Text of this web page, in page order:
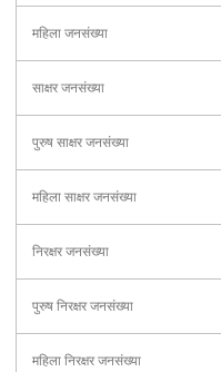
महिला जनसंख्या
साक्षर जनसंख्या
पुरुष साक्षर जनसंख्या
महिला साक्षर जनसंख्या
निरक्षर जनसंख्या
पुरुष निरक्षर जनसंख्या
महिला निरक्षर जनसंख्या